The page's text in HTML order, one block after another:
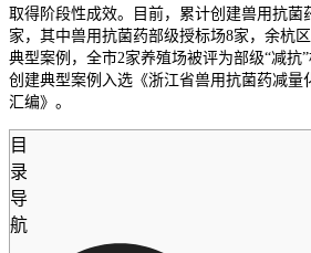
取得阶段性成效。目前，累计创建兽用抗菌
家，其中兽用抗菌药部级授标场8家，余杭
典型案例，全市2家养殖场被评为部级“减抗
创建典型案例入选《浙江省兽用抗菌药减量
汇编》。
目
录
导
航